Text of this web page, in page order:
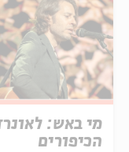
מי באש:
הכיפורים